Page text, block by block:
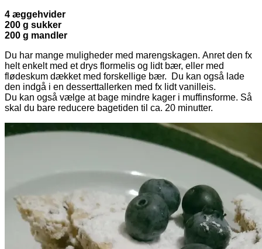
4 æggehvider
200 g sukker
200 g mandler
Du har mange muligheder med marengskagen. Anret den fx
helt enkelt med et drys flormelis og lidt bær, eller med
flødeskum dækket med forskellige bær. Du kan også lade
den indgå i en desserttallerken med fx lidt vanilleis.
Du kan også vælge at bage mindre kager i muffinsforme. Så
skal du bare reducere bagetiden til ca. 20 minutter.